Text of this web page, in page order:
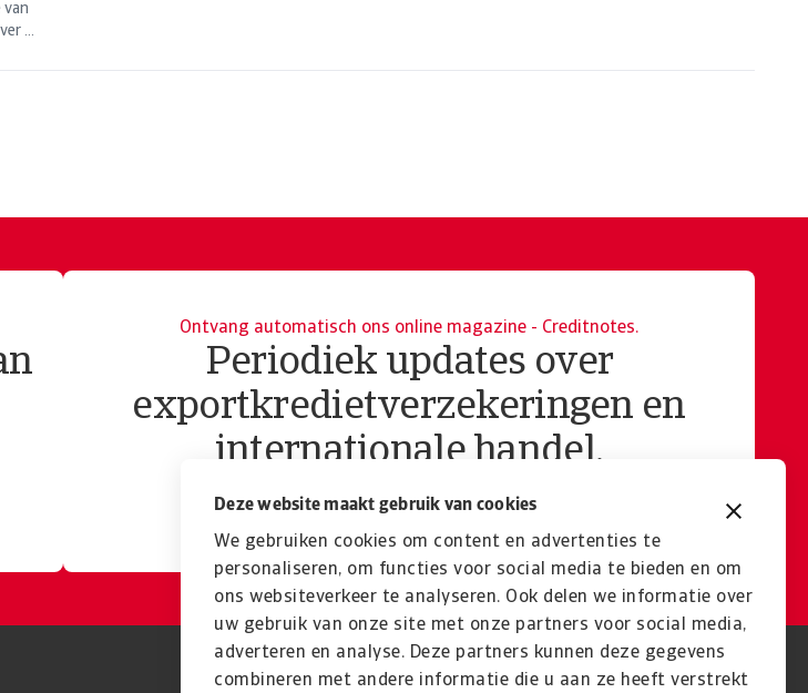
Deze website maakt gebruik van cookies
We gebruiken cookies om content en advertenties te
personaliseren, om functies voor social media te bieden en om
ons websiteverkeer te analyseren. Ook delen we informatie over
uw gebruik van onze site met onze partners voor social media,
adverteren en analyse. Deze partners kunnen deze gegevens
combineren met andere informatie die u aan ze heeft verstrekt
...
Ontvang automatisch ons online magazine - Creditnotes.
Periodiek updates over
exportkredietverzekeringen en
internationale handel.
Schrijf u vandaag in